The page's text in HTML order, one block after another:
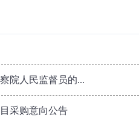
院人民监督员的...
采购意向公告